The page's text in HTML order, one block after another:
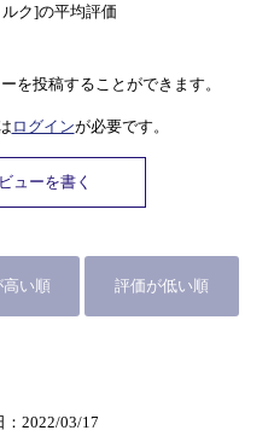
ク]の平均評価
を投稿することができます。
ログインが必要です。
ューを書く
い順 評価が低い順
：2022/03/17